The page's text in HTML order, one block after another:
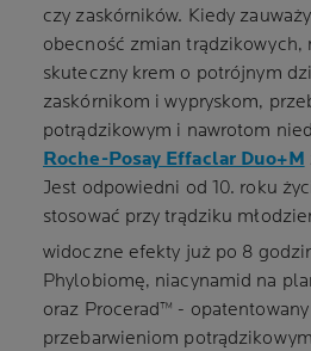
czy zaskórników. Kiedy
obecność zmian trądzikowych,
skuteczny krem o potrójnym
zaskórnikom i wypryskom,
potrądzikowym i nawrotom
Roche-Posay Effaclar Duo+M
Jest odpowiedni od 10. roku
stosować przy trądziku
widoczne efekty już po 8
Phylobiomę, niacynamid na
oraz Procerad™ -
przebarwieniom